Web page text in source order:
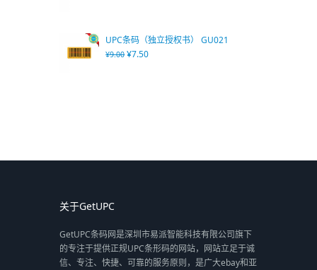
UPC条码（独立授权书） GU021
¥9.00 ¥7.50
关于GetUPC
GetUPC条码网是深圳市易派智能科技有限公司旗下
的专注于提供正规UPC条形码的网站，网站立足于诚
信、专注、快捷、可靠的服务原则，是广大ebay和亚